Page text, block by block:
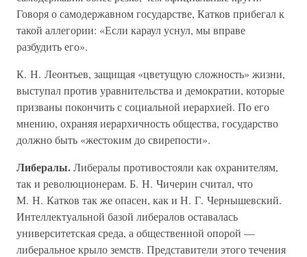
Говоря о самодержавном государстве, Катков прибегал к
такой аллегории: «Если караул уснул, мы вправе
разбудить его».
К. Н. Леонтьев, защищая «цветущую сложность» жизни,
выступал против уравнительства и демократии, которые
призваны покончить с социальной иерархией. По его
мнению, охраняя иерархичность общества, государство
должно быть «жестоким до свирепости».
Либералы.Либералы противостояли как охранителям,
так и революционерам. Б. Н. Чичерин считал, что
М. Н. Катков так же опасен, как и Н. Г. Чернышевский.
Интеллектуальной базой либералов оставалась
университетская среда, а общественной опорой —
либеральное крыло земств. Представители этого течения